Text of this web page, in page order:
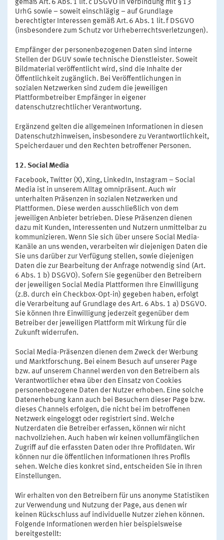
gemäß Art. 6 Abs. 1 lit. c DSGVO in Verbindung mit § 13
UrhG sowie – soweit einschlägig – auf Grundlage
berechtigter Interessen gemäß Art. 6 Abs. 1 lit. f DSGVO
(insbesondere zum Schutz vor Urheberrechtsverletzungen).
Empfänger der personenbezogenen Daten sind interne
Stellen der DGUV sowie technische Dienstleister. Soweit
Bildmaterial veröffentlicht wird, sind die Inhalte der
Öffentlichkeit zugänglich. Bei Veröffentlichungen in
sozialen Netzwerken sind zudem die jeweiligen
Plattformbetreiber Empfänger in eigener
datenschutzrechtlicher Verantwortung.
Ergänzend gelten die allgemeinen Informationen in diesen
Datenschutzhinweisen, insbesondere zu Verantwortlichkeit,
Speicherdauer und den Rechten betroffener Personen.
12. Social Media
Facebook, Twitter (X), Xing, LinkedIn, Instagram – Social
Media ist in unserem Alltag omnipräsent. Auch wir
unterhalten Präsenzen in sozialen Netzwerken und
Plattformen. Diese werden ausschließlich von dem
jeweiligen Anbieter betrieben. Diese Präsenzen dienen
dazu mit Kunden, Interessenten und Nutzern unmittelbar zu
kommunizieren. Wenn Sie sich über unsere Social Media-
Kanäle an uns wenden, verarbeiten wir diejenigen Daten die
Sie uns darüber zur Verfügung stellen, sowie diejenigen
Daten die zur Bearbeitung der Anfrage notwendig sind (Art.
6 Abs. 1 b) DSGVO). Sofern Sie gegenüber den Betreibern
der jeweiligen Social Media Plattformen Ihre Einwilligung
(z.B. durch ein Checkbox-Opt-in) gegeben haben, erfolgt
die Verarbeitung auf Grundlage des Art. 6 Abs. 1 a) DSGVO.
Sie können Ihre Einwilligung jederzeit gegenüber dem
Betreiber der jeweiligen Plattform mit Wirkung für die
Zukunft widerrufen.
Social Media-Präsenzen dienen dem Zweck der Werbung
und Marktforschung. Bei einem Besuch auf unserer Page
bzw. auf unserem Channel werden von den Betreibern als
Verantwortlicher etwa über den Einsatz von Cookies
personenbezogene Daten der Nutzer erhoben. Eine solche
Datenerhebung kann auch bei Besuchern dieser Page bzw.
dieses Channels erfolgen, die nicht bei im betroffenen
Netzwerk eingeloggt oder registriert sind. Welche
Nutzerdaten die Betreiber erfassen, können wir nicht
nachvollziehen. Auch haben wir keinen vollumfänglichen
Zugriff auf die erfassten Daten oder Ihre Profildaten. Wir
können nur die öffentlichen Informationen Ihres Profils
sehen. Welche dies konkret sind, entscheiden Sie in Ihren
Einstellungen.
Wir erhalten von den Betreibern für uns anonyme Statistiken
zur Verwendung und Nutzung der Page, aus denen wir
keinen Rückschluss auf individuelle Nutzer ziehen können.
Folgende Informationen werden hier beispielsweise
bereitgestellt: